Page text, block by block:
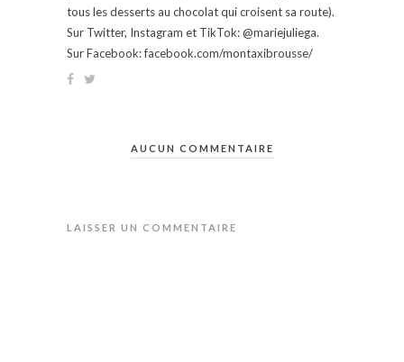
tous les desserts au chocolat qui croisent sa route).
Sur Twitter, Instagram et TikTok: @mariejuliega.
Sur Facebook: facebook.com/montaxibrousse/
AUCUN COMMENTAIRE
LAISSER UN COMMENTAIRE